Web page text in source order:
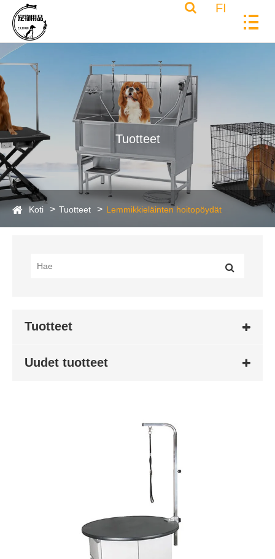
FI
Tuotteet
Koti Tuotteet Lemmikkieläinten hoitopöydät
Tuotteet
Uudet tuotteet